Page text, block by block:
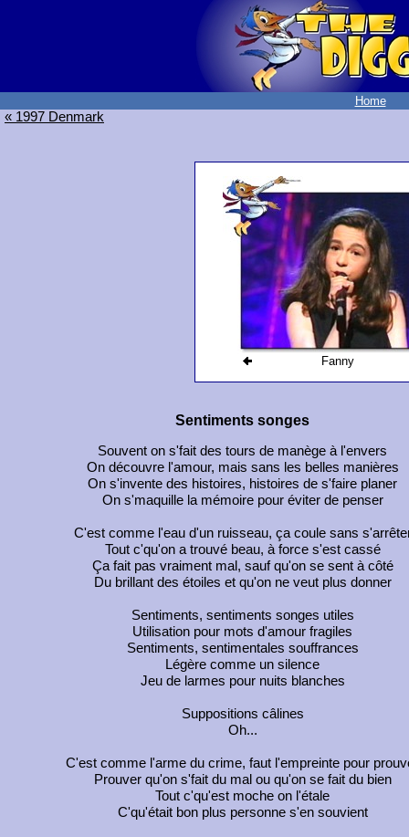
Home
« 1997 Denmark
Fanny
Sentiments songes
Souvent on s'fait des tours de manège à l'envers
On découvre l'amour, mais sans les belles manières
On s'invente des histoires, histoires de s'faire planer
On s'maquille la mémoire pour éviter de penser
C'est comme l'eau d'un ruisseau, ça coule sans
Tout c'qu'on a trouvé beau, à force s'est cassé
Ça fait pas vraiment mal, sauf qu'on se sent à côté
Du brillant des étoiles et qu'on ne veut plus donner
Sentiments, sentiments songes utiles
Utilisation pour mots d'amour fragiles
Sentiments, sentimentales souffrances
Légère comme un silence
Jeu de larmes pour nuits blanches
Suppositions câlines
Oh...
C'est comme l'arme du crime, faut l'empreinte pour
Prouver qu'on s'fait du mal ou qu'on se fait du bien
Tout c'qu'est moche on l'étale
C'qu'était bon plus personne s'en souvient